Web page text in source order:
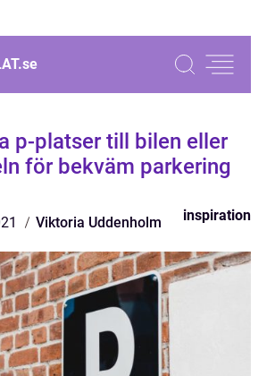
se
p-platser till bilen eller
för bekväm parkering
Viktoria Uddenholm inspiration